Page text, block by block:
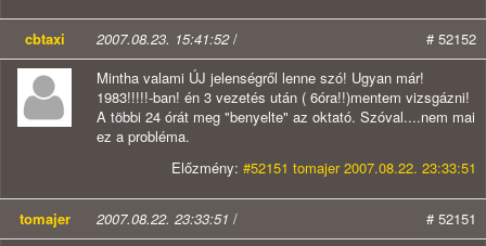
cbtaxi 2007.08.23. 15:41:52/
# 52152
Mintha valami ÚJ jelenségről lenne szó! Ugyan már!
1983!!!!!-ban! én 3 vezetés után ( 6óra!!)mentem vizsgázni!
A többi 24 órát meg "benyelte" az oktató. Szóval....nem mai
ez a probléma.
Előzmény: #52151 tomajer 2007.08.22. 23:33:51
tomajer 2007.08.22. 23:33:51 /
# 52151